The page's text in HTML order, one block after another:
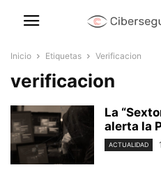
Inicio Etiquetas Verificacion
verificacion
La
alerta la
ACTUALIDAD